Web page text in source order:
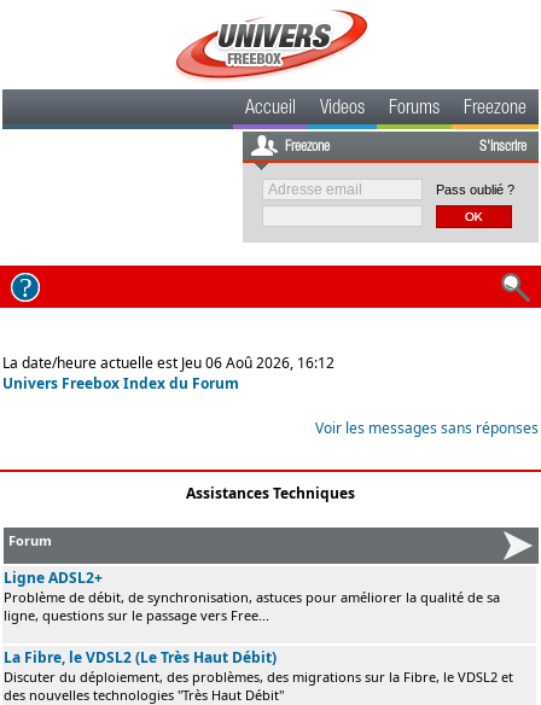
Accueil Videos Forums Freezone
Freezone S'inscrire
Pass oublié ?
La date/heure actuelle est Jeu 06 Aoû 2026, 16:12
Univers Freebox Index du Forum
Voir les messages sans réponses
Assistances Techniques
Forum
Ligne ADSL2+
Problème de débit, de synchronisation, astuces pour améliorer la qualité de sa
ligne, questions sur le passage vers Free...
La Fibre, le VDSL2 (Le Très Haut Débit)
Discuter du déploiement, des problèmes, des migrations sur la Fibre, le VDSL2 et
des nouvelles technologies "Très Haut Débit"